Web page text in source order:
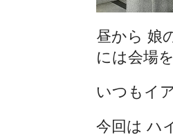
昼から 娘
には会場
いつもイ
今回は ハ